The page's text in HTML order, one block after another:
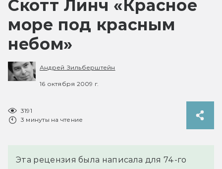
Скотт Линч «Красное
море под красным
небом»
Андрей Зильберштейн
16 октября 2009 г.
3191
3 минуты на чтение
Эта рецензия была написала для 74-го